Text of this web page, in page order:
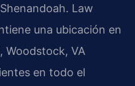
Law
una ubicación en
Woodstock, VA
en todo el